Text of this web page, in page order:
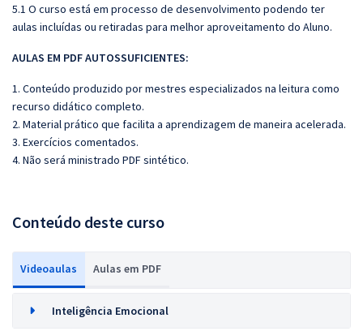
5.1 O curso está em processo de desenvolvimento podendo ter
aulas incluídas ou retiradas para melhor aproveitamento do Aluno.
AULAS EM PDF AUTOSSUFICIENTES:
1. Conteúdo produzido por mestres especializados na leitura como
recurso didático completo.
2. Material prático que facilita a aprendizagem de maneira acelerada.
3. Exercícios comentados.
4. Não será ministrado PDF sintético.
Conteúdo deste curso
Videoaulas Aulas em PDF
Inteligência Emocional